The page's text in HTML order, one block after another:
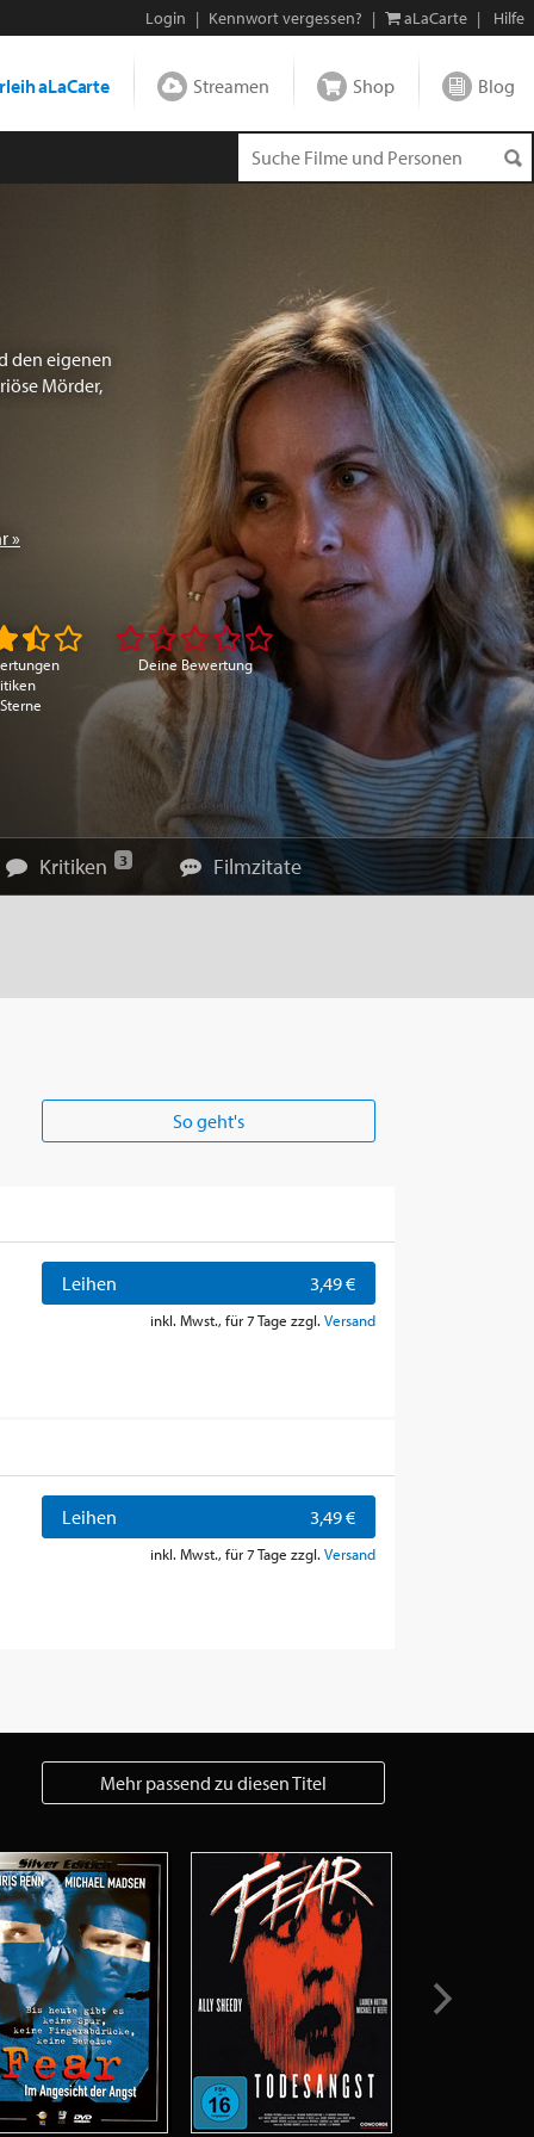
Login | Kennwort vergessen? | aLaCarte | Hilfe
aLaCarte Streamen Shop Blog
den eigenen
Mörder,
»
Deine Bewertung
Kritiken 3 Filmzitate
So geht's
Leihen 3,49 €
inkl. Mwst., für 7 Tage zzgl. Versand
Leihen 3,49 €
inkl. Mwst., für 7 Tage zzgl. Versand
Mehr passend zu diesen Titel